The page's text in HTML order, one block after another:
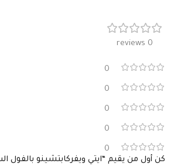
0 reviews
0
0
0
0
0